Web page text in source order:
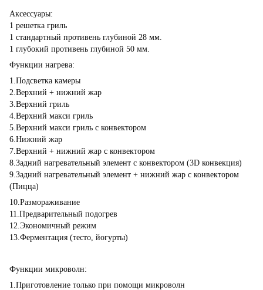
Аксессуары:
1 решетка гриль
1 стандартный противень глубиной 28 мм.
1 глубокий противень глубиной 50 мм.
Функции нагрева:
1.Подсветка камеры
2.Верхний + нижний жар
3.Верхний гриль
4.Верхний макси гриль
5.Верхний макси гриль с конвектором
6.Нижний жар
7.Верхний + нижний жар с конвектором
8.Задний нагревательный элемент с конвектором (3D конвекция)
9.Задний нагревательный элемент + нижний жар с конвектором
(Пицца)
10.Размораживание
11.Предварительный подогрев
12.Экономичный режим
13.Ферментация (тесто, йогурты)
Функции микроволн:
1.Приготовление только при помощи микроволн